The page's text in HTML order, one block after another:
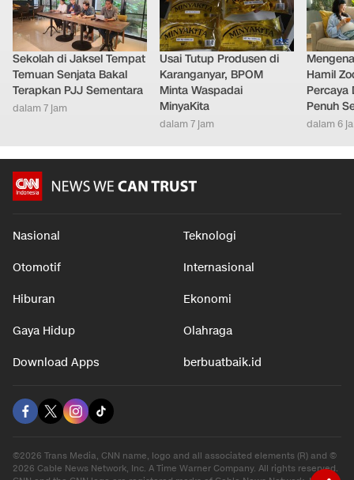
Sekolah di Jaksel Tempat
Temuan Senjata Bakal
Terapkan PJJ Sementara
dalam 7 jam
Usai Tutup Produsen di
Karanganyar, BPOM
Minta Waspadai
MinyaKita
dalam 7 jam
Hamil
Percaya
Penuh
dalam 6
Nasional Teknologi
Otomotif Internasional
Hiburan Ekonomi
Gaya Hidup Olahraga
Download Apps berbuatbaik.id
©2026 Trans Media, CNN name, logo and all associated elements (R) and ©
2026 Cable News Network, Inc. A Time Warner Company. All rights reserved.